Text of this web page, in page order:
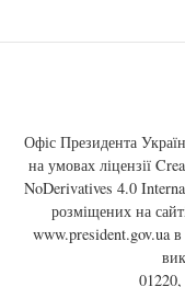
Офіс Президента
на умовах ліцензії
NoDerivatives 4.0
розміщених на
www.president.gov.uaв